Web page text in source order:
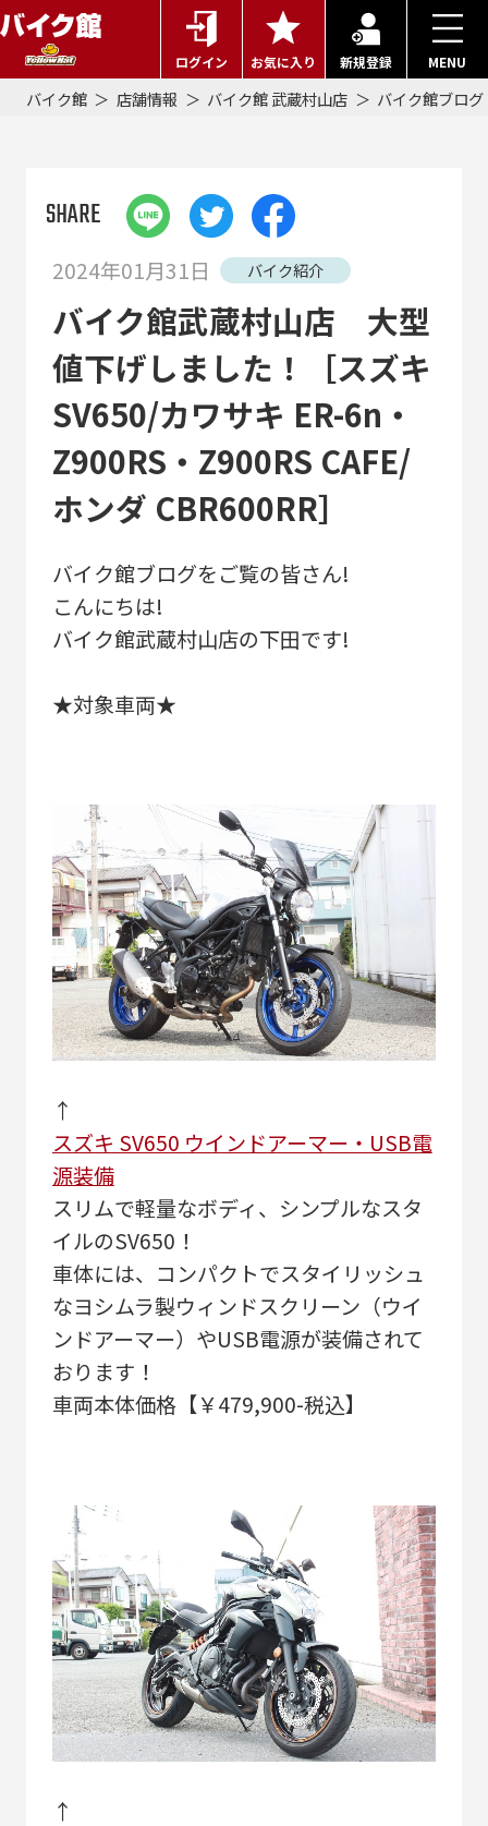
ログイン お気に入り 新規登録 MENU
バイク館 店舗情報 バイク館 武蔵村山店 バイク館ブログ
SHARE
2024年01月31日 バイク紹介
バイク館武蔵村山店 大型
値下げしました！［スズキ
SV650/カワサキ ER-6n・
Z900RS・Z900RS CAFE/
ホンダ CBR600RR］
バイク館ブログをご覧の皆さん!
こんにちは!
バイク館武蔵村山店の下田です!
★対象車両★
↑
スズキ SV650 ウインドアーマー・USB電
源装備
スリムで軽量なボディ、シンプルなスタ
イルのSV650！
車体には、コンパクトでスタイリッシュ
なヨシムラ製ウィンドスクリーン（ウイ
ンドアーマー）やUSB電源が装備されて
おります！
車両本体価格【￥479,900-税込】
↑